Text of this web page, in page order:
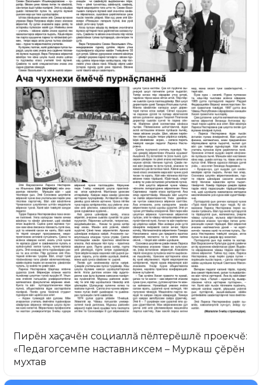
Пирĕн хаçачĕн социаллă пĕлтерĕшлĕ проекчĕ:
«Педагогсемпе наставниксем – Муркаш çĕрĕн
мухтав